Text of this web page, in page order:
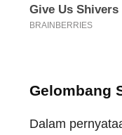
Gelombang
Dalam